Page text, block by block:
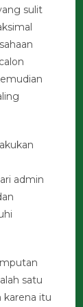
sulit
admin
satu
karena itu